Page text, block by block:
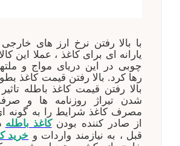
با بالا رفتن نرخ ارز های
یارانه ای برای کاغذ ، عملا این
چوبی در این دریای مواج و
رها کرد. بالا رفتن قیمت کاغذ
بالا رفتن قیمت کاغذ باطله
شدن تیراژ روزنامه ها و
مصرف کاغذ شرایط را به گونه
از صادر کننده بودنکاغذ باطله
قبل ، به نیازمند واردات و خرید